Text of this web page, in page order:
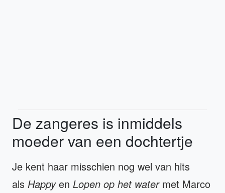
De zangeres is inmiddels
moeder van een dochtertje
Je kent haar misschien nog wel van hits
als Happyen Lopen op het watermet Marco